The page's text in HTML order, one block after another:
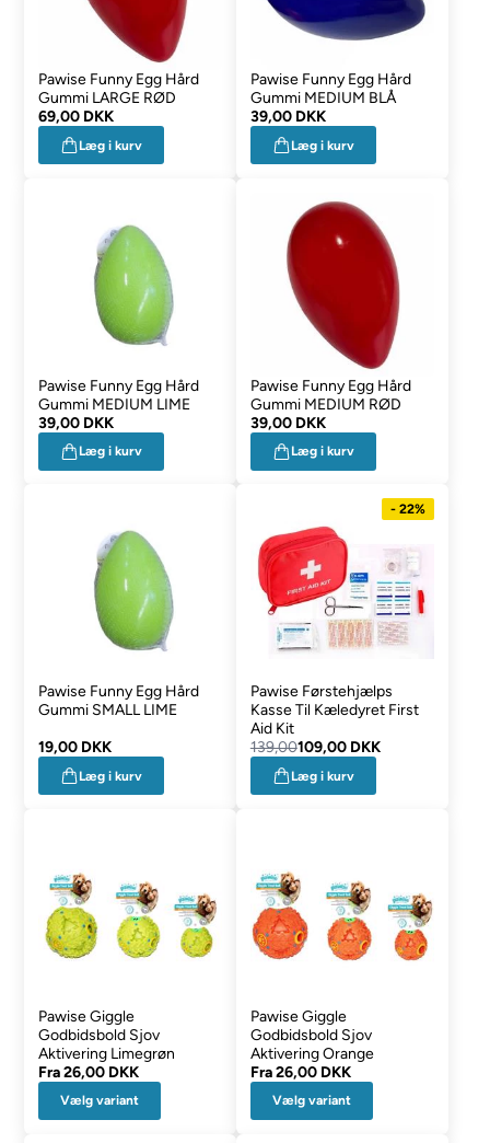
Pawise Funny Egg Hård
Gummi LARGE RØD
69,00 DKK
Læg i kurv
Pawise Funny Egg Hård
Gummi MEDIUM BLÅ
39,00 DKK
Læg i kurv
Pawise Funny Egg Hård
Gummi MEDIUM LIME
39,00 DKK
Læg i kurv
Pawise Funny Egg Hård
Gummi MEDIUM RØD
39,00 DKK
Læg i kurv
Pawise Funny Egg Hård
Gummi SMALL LIME
19,00 DKK
Læg i kurv
- 22%
Pawise Førstehjælps
Kasse Til Kæledyret First
Aid Kit
139,00109,00 DKK
Læg i kurv
Pawise Giggle
Godbidsbold Sjov
Aktivering Limegrøn
Fra26,00 DKK
Vælg variant
Pawise Giggle
Godbidsbold Sjov
Aktivering Orange
Fra26,00 DKK
Vælg variant